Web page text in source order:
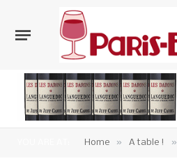
Home » A table ! »